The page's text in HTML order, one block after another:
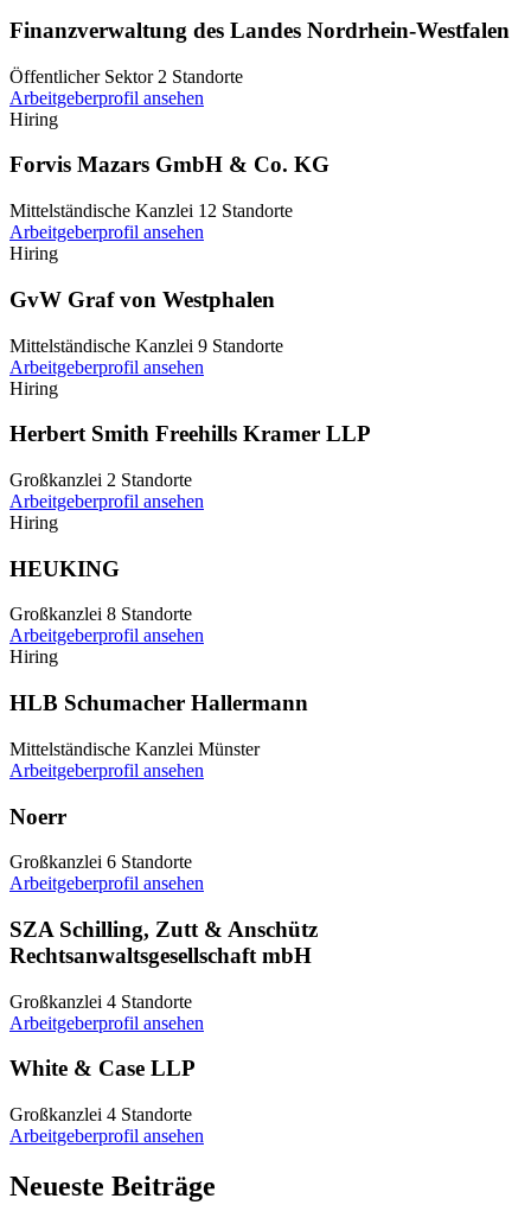
Finanzverwaltung des Landes Nordrhein-Westfalen
Öffentlicher Sektor 2 Standorte
Arbeitgeberprofil ansehen
Hiring
Forvis Mazars GmbH & Co. KG
Mittelständische Kanzlei 12 Standorte
Arbeitgeberprofil ansehen
Hiring
GvW Graf von Westphalen
Mittelständische Kanzlei 9 Standorte
Arbeitgeberprofil ansehen
Hiring
Herbert Smith Freehills Kramer LLP
Großkanzlei 2 Standorte
Arbeitgeberprofil ansehen
Hiring
HEUKING
Großkanzlei 8 Standorte
Arbeitgeberprofil ansehen
Hiring
HLB Schumacher Hallermann
Mittelständische Kanzlei Münster
Arbeitgeberprofil ansehen
Noerr
Großkanzlei 6 Standorte
Arbeitgeberprofil ansehen
SZA Schilling, Zutt & Anschütz
Rechtsanwaltsgesellschaft mbH
Großkanzlei 4 Standorte
Arbeitgeberprofil ansehen
White & Case LLP
Großkanzlei 4 Standorte
Arbeitgeberprofil ansehen
Neueste Beiträge